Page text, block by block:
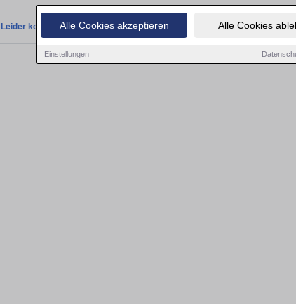
Alle Cookies akzeptieren Alle Cookies
Einstellungen
Leider konnten wir derzeit keine passenden Objekte finden. Schauen Sie